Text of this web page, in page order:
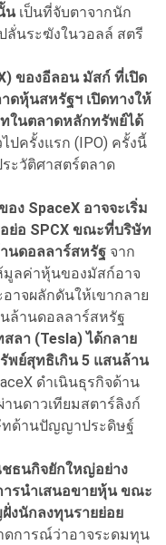
นเป็นที่จับตาจากนัก
ลั่นระฆังในวอลล์ สตรี
ของอีลอน มัสก์ ที่เปิด
ดหุ้นสหรัฐฯ เปิดทางให้
ในตลาดหลักทรัพย์ได้
ปครั้งแรก (IPO) ครั้งนี้
ะวัติศาสตร์ตลาด
ง SpaceX อาจจะเริ่ม
ย่อ SPCX ขณะที่บริษัท
นดอลลาร์สหรัฐ จาก
มูลค่าหุ้นของมัสก์อาจ
าจผลักดันให้เขากลาย
ล้านดอลลาร์สหรัฐ
ลา (Tesla) ได้กลาย
ย์สุทธิเกิน 5 แสนล้าน
ดำเนินธุรกิจด้าน
นดาวเทียมสตาร์ลิงก์
ทด้านปัญญาประดิษฐ์
ชธนกิจยักใหญ่อย่าง
ารนำเสนอขายหุ้น ขณะ
งนักลงทุนรายย่อย
ดการณ์ว่าอาจระดมทุน